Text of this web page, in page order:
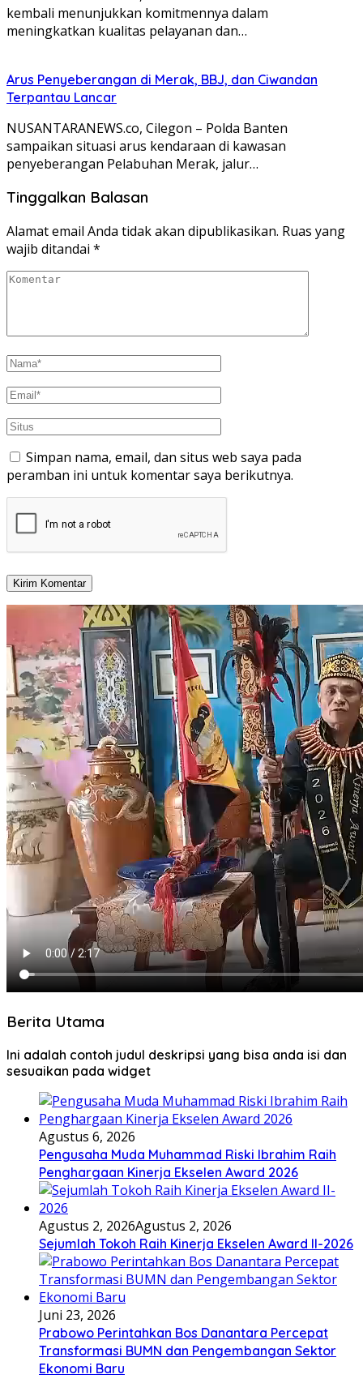
kembali menunjukkan komitmennya dalam
meningkatkan kualitas pelayanan dan…
Arus Penyeberangan di Merak, BBJ, dan Ciwandan
Terpantau Lancar
NUSANTARANEWS.co, Cilegon – Polda Banten
sampaikan situasi arus kendaraan di kawasan
penyeberangan Pelabuhan Merak, jalur…
Tinggalkan Balasan
Alamat email Anda tidak akan dipublikasikan. Ruas yang
wajib ditandai *
Simpan nama, email, dan situs web saya pada
peramban ini untuk komentar saya berikutnya.
Berita Utama
Ini adalah contoh judul deskripsi yang bisa anda isi dan
sesuaikan pada widget
Agustus 6, 2026
Pengusaha Muda Muhammad Riski Ibrahim Raih
Penghargaan Kinerja Ekselen Award 2026
Agustus 2, 2026Agustus 2, 2026
Sejumlah Tokoh Raih Kinerja Ekselen Award II-2026
Juni 23, 2026
Prabowo Perintahkan Bos Danantara Percepat
Transformasi BUMN dan Pengembangan Sektor
Ekonomi Baru